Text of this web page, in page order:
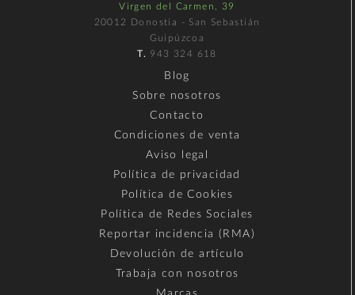
Virgen del Carmen, 39
20012 Donostia - San Sebastián
Guipúzcoa
T. 943 324 618
Blog
Sobre nosotros
Contacto
Condiciones de venta
Aviso legal
Política de privacidad
Política de Cookies
Política de Redes Sociales
Reportar incidencia (RMA)
Devolución de artículo
Trabaja con nosotros